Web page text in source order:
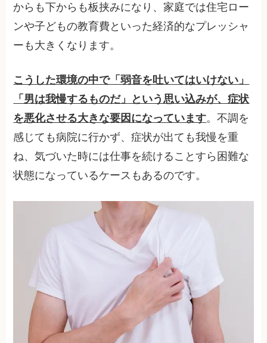
からも下からも板挟みになり、家庭では住宅ロー
ンや子どもの教育費といった経済的なプレッシャ
ーも大きくなります。
こうした環境の中で「弱音を吐いてはいけない」
「男は我慢するものだ」という思い込みが、症状
を悪化させる大きな要因になっています。不調を
感じても病院に行かず、症状が出ても我慢を重
ね、気づいた時には仕事を続けることすら困難な
状態になっているケースもあるのです。